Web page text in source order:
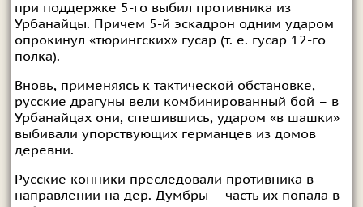
при поддержке 5-го выбил противника из
Урбанайцы. Причем 5-й эскадрон одним ударом
опрокинул «тюрингских» гусар (т. е. гусар 12-го
полка).
Вновь, применяясь к тактической обстановке,
русские драгуны вели комбинированный бой – в
Урбанайцах они, спешившись, ударом «в шашки»
выбивали упорствующих германцев из домов
деревни.
Русские конники преследовали противника в
направлении на дер. Думбры – часть их попала в